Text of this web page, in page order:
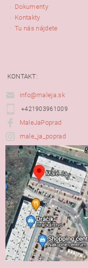
Dokumenty
Kontakty
Tu nás nájdete
KONTAKT:
info@maleja.sk
+421903961009
MaleJaPoprad
male_ja_poprad